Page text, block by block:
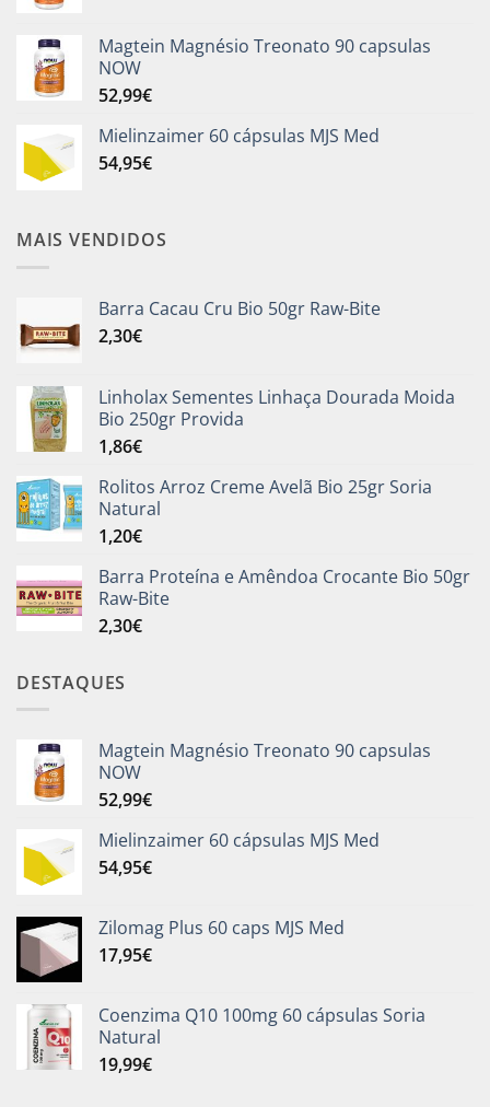
Magtein Magnésio Treonato 90 capsulas
NOW
52,99€
Mielinzaimer 60 cápsulas MJS Med
54,95€
MAIS VENDIDOS
Barra Cacau Cru Bio 50gr Raw-Bite
2,30€
Linholax Sementes Linhaça Dourada Moida
Bio 250gr Provida
1,86€
Rolitos Arroz Creme Avelã Bio 25gr Soria
Natural
1,20€
Barra Proteína e Amêndoa Crocante Bio 50gr
Raw-Bite
2,30€
DESTAQUES
Magtein Magnésio Treonato 90 capsulas
NOW
52,99€
Mielinzaimer 60 cápsulas MJS Med
54,95€
Zilomag Plus 60 caps MJS Med
17,95€
Coenzima Q10 100mg 60 cápsulas Soria
Natural
19,99€